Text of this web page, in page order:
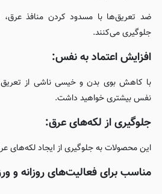
ضد تعریق‌ها با مسدود کردن منافذ عرق،
جلوگیری می‌کنند.
افزایش اعتماد به نفس:
با کاهش بوی بدن و خیسی ناشی از
نفس بیشتری خواهید داشت.
جلوگیری از لکه‌های عرق:
این محصولات به جلوگیری از ایجاد
مناسب برای فعالیت‌های روزانه و